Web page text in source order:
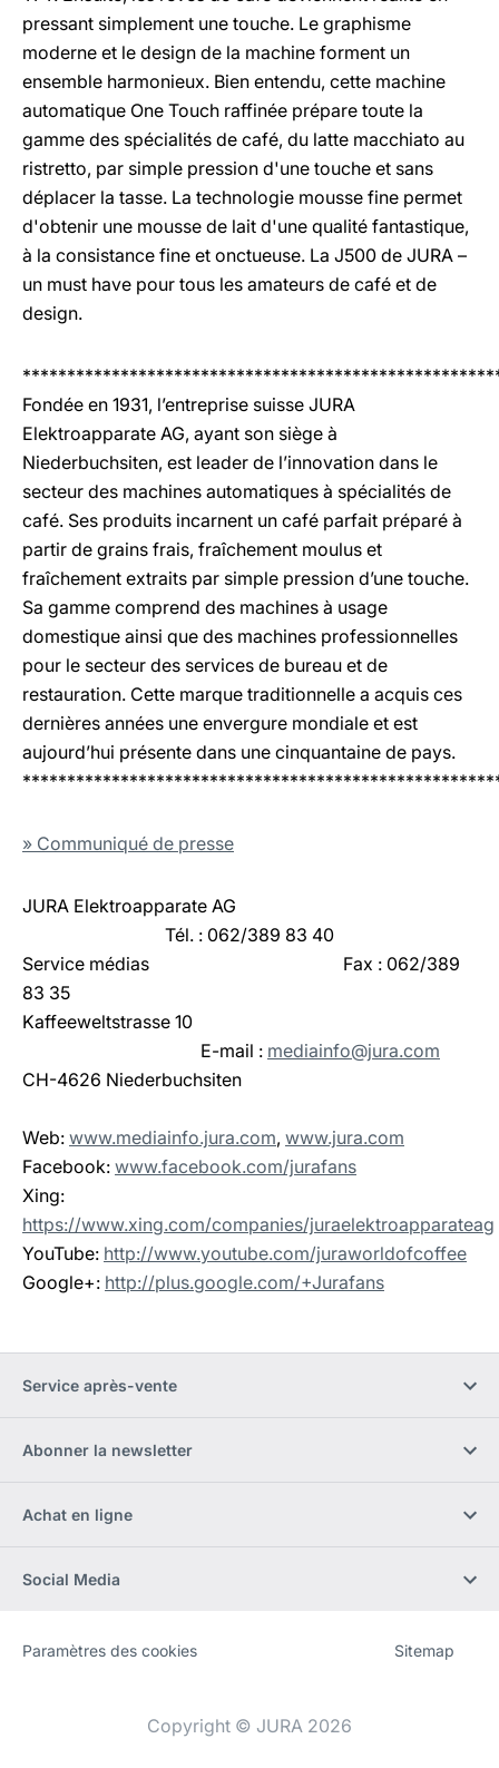
pressant simplement une touche. Le graphisme
moderne et le design de la machine forment un
ensemble harmonieux. Bien entendu, cette machine
automatique One Touch raffinée prépare toute la
gamme des spécialités de café, du latte macchiato au
ristretto, par simple pression d'une touche et sans
déplacer la tasse. La technologie mousse fine permet
d'obtenir une mousse de lait d'une qualité fantastique,
à la consistance fine et onctueuse. La J500 de JURA –
un must have pour tous les amateurs de café et de
design.
Fondée en 1931, l’entreprise suisse JURA
Elektroapparate AG, ayant son siège à
Niederbuchsiten, est leader de l’innovation dans le
secteur des machines automatiques à spécialités de
café. Ses produits incarnent un café parfait préparé à
partir de grains frais, fraîchement moulus et
fraîchement extraits par simple pression d’une touche.
Sa gamme comprend des machines à usage
domestique ainsi que des machines professionnelles
pour le secteur des services de bureau et de
restauration. Cette marque traditionnelle a acquis ces
dernières années une envergure mondiale et est
aujourd’hui présente dans une cinquantaine de pays.
» Communiqué de presse
JURA Elektroapparate AG
				Tél. : 062/389 83 40
Service médias
Fax : 062/389
83 35
Kaffeeweltstrasse 10
E-mail : mediainfo@jura.com
CH-4626 Niederbuchsiten
Web: www.mediainfo.jura.com, www.jura.com
Facebook: www.facebook.com/jurafans
Xing:
https://www.xing.com/companies/juraelektroapparateag
YouTube: http://www.youtube.com/juraworldofcoffee
Google+: http://plus.google.com/+Jurafans
Service après-vente
Abonner la newsletter
Achat en ligne
Social Media
Site
[Website
Paramètres des cookies Sitemap
Copyright © JURA 2026